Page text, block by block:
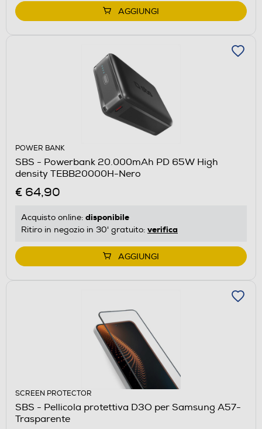
AGGIUNGI
POWER BANK
SBS - Powerbank 20.000mAh PD 65W High
density TEBB20000H-Nero
€ 64,90
Acquisto online: disponibile
Ritiro in negozio in 30' gratuito: verifica
AGGIUNGI
SCREEN PROTECTOR
SBS - Pellicola protettiva D3O per Samsung A57-
Trasparente